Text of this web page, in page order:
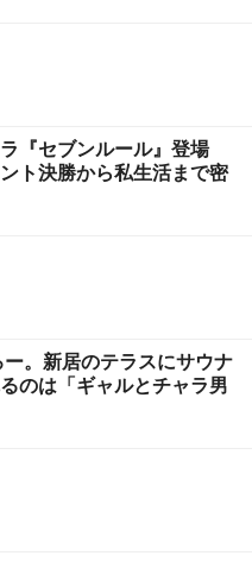
『セブンルール』登場
ト決勝から私生活まで密
。新居のテラスにサウナ
のは「ギャルとチャラ男